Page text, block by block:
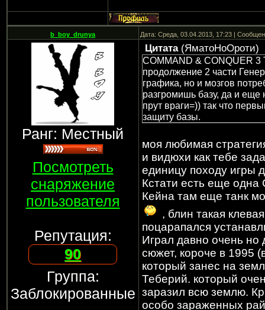
b_boy_drunya Дата: Среда, 03.04.2013, 17:23 |
Ранг: Местный
Посмотреть
снаряжение
пользователя
Репутация:
90
Группа:
Заблокированные
Цитата(ЯматоНоОроти)
COMMAND & CONQUER 3
продолжение 2 части
графика, но и мозгов
разгромишь базу, да и еще
прут враги=)) так что
защиту базы.
моя любимая
и видюхи как тебе
единицу походу игры
Кстати есть еще одна
Кейна там еще танк
, блин такая
поцарапался
Играл давно очень
сюжет, короче в 1995
который занес на
Теберий. который
заразил всю землю.
особо зараженных